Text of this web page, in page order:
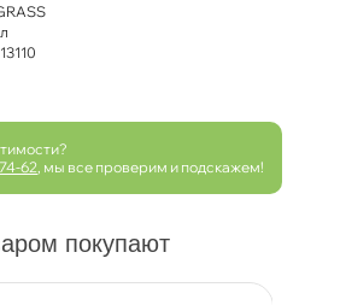
62 , мы все проверим и подскажем!
покупают